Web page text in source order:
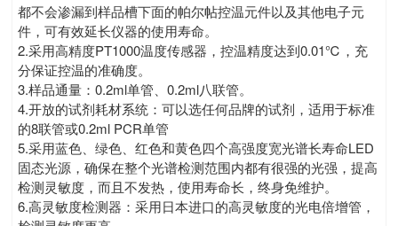
都不会渗漏到样品槽下面的帕尔帖控温元件以及其他电子元
件，可有效延长仪器的使用寿命。
2.采用高精度PT1000温度传感器，控温精度达到0.01℃，充
分保证控温的准确度。
3.样品通量：0.2ml单管、0.2ml八联管。
4.开放的试剂耗材系统：可以选任何品牌的试剂，适用于标准
的8联管或0.2ml PCR单管
5.采用蓝色、绿色、红色和黄色四个高强度宽光谱长寿命LED
固态光源，确保在整个光谱检测范围内都有很强的光强，提高
检测灵敏度，而且不发热，使用寿命长，终身免维护。
6.高灵敏度检测器：采用日本进口的高灵敏度的光电倍增管，